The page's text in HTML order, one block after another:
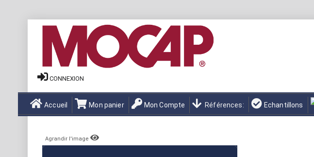
CONNEXION
Accueil Mon panier Mon Compte Références: Echantillons
Agrandir l'image